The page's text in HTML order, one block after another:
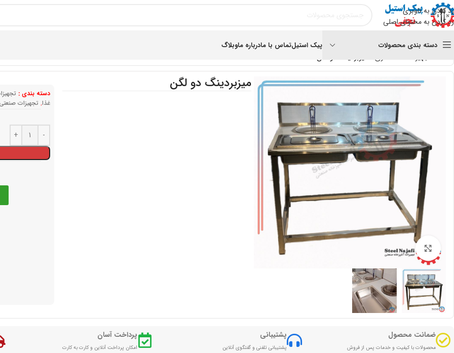
رد کردن به ناوبری
رد کردن به محتوای اصلی
دسته بندی محصولات پیک استیلتماس با مادرباره ماوبلاگ
تجهیزات آماده سازی میزبردینگ دو لگن
بزرگنمایی تصویر
میزبردینگ دو لگن
دسته بندی :
غذا, تجهیزات صنعتی
ضمانت محصول
محصولات با کیفیت و خدمات پس از فروش
پشتیبانی
پشتیبانی تلفنی و گفتگوی آنلاین
پرداخت آسان
امکان پرداخت آنلاین و کارت به کارت